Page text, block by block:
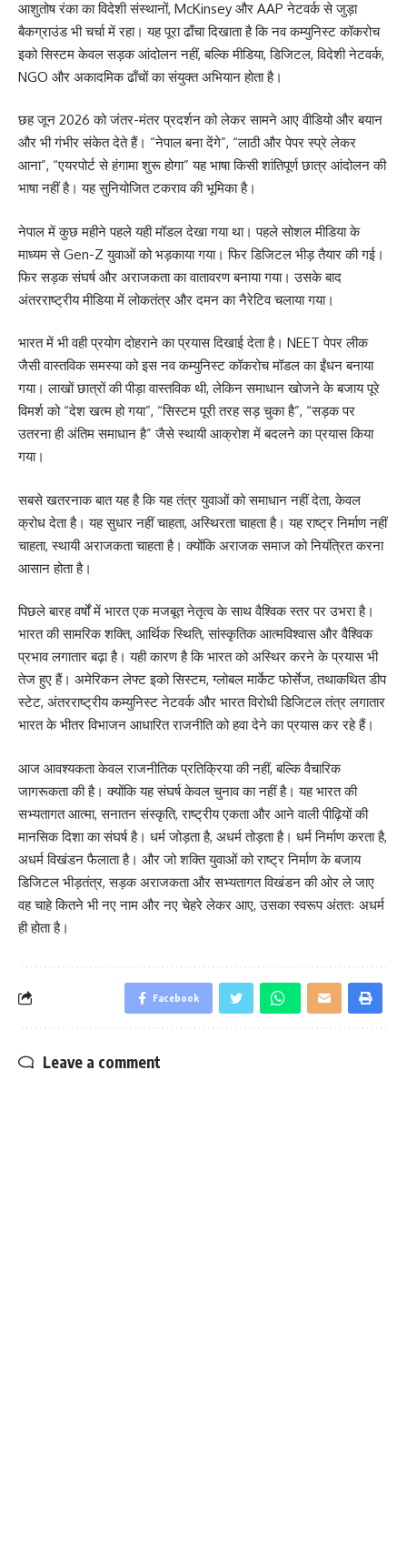
आशुतोष रंका का विदेशी संस्थानों, McKinsey और AAP नेटवर्क से जुड़ा
बैकग्राउंड भी चर्चा में रहा। यह पूरा ढाँचा दिखाता है कि नव कम्युनिस्ट कॉकरोच
इको सिस्टम केवल सड़क आंदोलन नहीं, बल्कि मीडिया, डिजिटल, विदेशी नेटवर्क,
NGO और अकादमिक ढाँचों का संयुक्त अभियान होता है।
छह जून 2026 को जंतर-मंतर प्रदर्शन को लेकर सामने आए वीडियो और बयान
और भी गंभीर संकेत देते हैं। “नेपाल बना देंगे”, “लाठी और पेपर स्प्रे लेकर
आना”, “एयरपोर्ट से हंगामा शुरू होगा” यह भाषा किसी शांतिपूर्ण छात्र आंदोलन की
भाषा नहीं है। यह सुनियोजित टकराव की भूमिका है।
नेपाल में कुछ महीने पहले यही मॉडल देखा गया था। पहले सोशल मीडिया के
माध्यम से Gen-Z युवाओं को भड़काया गया। फिर डिजिटल भीड़ तैयार की गई।
फिर सड़क संघर्ष और अराजकता का वातावरण बनाया गया। उसके बाद
अंतरराष्ट्रीय मीडिया में लोकतंत्र और दमन का नैरेटिव चलाया गया।
भारत में भी वही प्रयोग दोहराने का प्रयास दिखाई देता है। NEET पेपर लीक
जैसी वास्तविक समस्या को इस नव कम्युनिस्ट कॉकरोच मॉडल का ईंधन बनाया
गया। लाखों छात्रों की पीड़ा वास्तविक थी, लेकिन समाधान खोजने के बजाय पूरे
विमर्श को “देश खत्म हो गया”, “सिस्टम पूरी तरह सड़ चुका है”, “सड़क पर
उतरना ही अंतिम समाधान है” जैसे स्थायी आक्रोश में बदलने का प्रयास किया
गया।
सबसे खतरनाक बात यह है कि यह तंत्र युवाओं को समाधान नहीं देता, केवल
क्रोध देता है। यह सुधार नहीं चाहता, अस्थिरता चाहता है। यह राष्ट्र निर्माण नहीं
चाहता, स्थायी अराजकता चाहता है। क्योंकि अराजक समाज को नियंत्रित करना
आसान होता है।
पिछले बारह वर्षों में भारत एक मजबूत नेतृत्व के साथ वैश्विक स्तर पर उभरा है।
भारत की सामरिक शक्ति, आर्थिक स्थिति, सांस्कृतिक आत्मविश्वास और वैश्विक
प्रभाव लगातार बढ़ा है। यही कारण है कि भारत को अस्थिर करने के प्रयास भी
तेज हुए हैं। अमेरिकन लेफ्ट इको सिस्टम, ग्लोबल मार्केट फोर्सेज, तथाकथित डीप
स्टेट, अंतरराष्ट्रीय कम्युनिस्ट नेटवर्क और भारत विरोधी डिजिटल तंत्र लगातार
भारत के भीतर विभाजन आधारित राजनीति को हवा देने का प्रयास कर रहे हैं।
आज आवश्यकता केवल राजनीतिक प्रतिक्रिया की नहीं, बल्कि वैचारिक
जागरूकता की है। क्योंकि यह संघर्ष केवल चुनाव का नहीं है। यह भारत की
सभ्यतागत आत्मा, सनातन संस्कृति, राष्ट्रीय एकता और आने वाली पीढ़ियों की
मानसिक दिशा का संघर्ष है। धर्म जोड़ता है, अधर्म तोड़ता है। धर्म निर्माण करता है,
अधर्म विखंडन फैलाता है। और जो शक्ति युवाओं को राष्ट्र निर्माण के बजाय
डिजिटल भीड़तंत्र, सड़क अराजकता और सभ्यतागत विखंडन की ओर ले जाए
वह चाहे कितने भी नए नाम और नए चेहरे लेकर आए, उसका स्वरूप अंततः अधर्म
ही होता है।
Facebook
Leave a comment